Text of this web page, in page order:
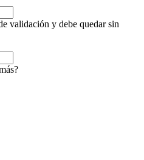
validación y debe quedar sin